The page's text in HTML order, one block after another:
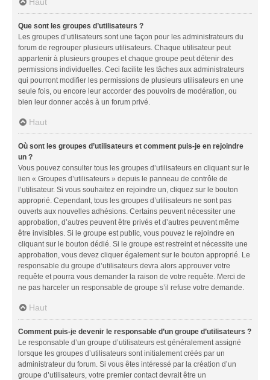
Que sont les groupes d’utilisateurs ?
Les groupes d’utilisateurs sont une façon pour les administrateurs du
forum de regrouper plusieurs utilisateurs. Chaque utilisateur peut
appartenir à plusieurs groupes et chaque groupe peut détenir des
permissions individuelles. Ceci facilite les tâches aux administrateurs
qui pourront modifier les permissions de plusieurs utilisateurs en une
seule fois, ou encore leur accorder des pouvoirs de modération, ou
bien leur donner accès à un forum privé.
Haut
Où sont les groupes d’utilisateurs et comment puis-je en rejoindre
un ?
Vous pouvez consulter tous les groupes d’utilisateurs en cliquant sur le
lien « Groupes d’utilisateurs » depuis le panneau de contrôle de
l’utilisateur. Si vous souhaitez en rejoindre un, cliquez sur le bouton
approprié. Cependant, tous les groupes d’utilisateurs ne sont pas
ouverts aux nouvelles adhésions. Certains peuvent nécessiter une
approbation, d’autres peuvent être privés et d’autres peuvent même
être invisibles. Si le groupe est public, vous pouvez le rejoindre en
cliquant sur le bouton dédié. Si le groupe est restreint et nécessite une
approbation, vous devez cliquer également sur le bouton approprié. Le
responsable du groupe d’utilisateurs devra alors approuver votre
requête et pourra vous demander la raison de votre requête. Merci de
ne pas harceler un responsable de groupe s’il refuse votre demande.
Haut
Comment puis-je devenir le responsable d’un groupe d’utilisateurs ?
Le responsable d’un groupe d’utilisateurs est généralement assigné
lorsque les groupes d’utilisateurs sont initialement créés par un
administrateur du forum. Si vous êtes intéressé par la création d’un
groupe d’utilisateurs, votre premier contact devrait être un